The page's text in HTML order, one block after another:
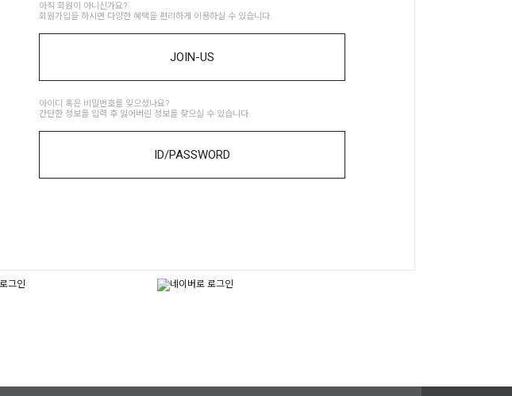
아직 회원이 아니신가요?
회원가입을 하시면 다양한 혜택을 편리하게 이용하실 수 있습니다.
JOIN-US
아이디 혹은 비밀번호를 잊으셨나요?
간단한 정보를 입력 후 잃어버린 정보를 찾으실 수 있습니다.
ID/PASSWORD